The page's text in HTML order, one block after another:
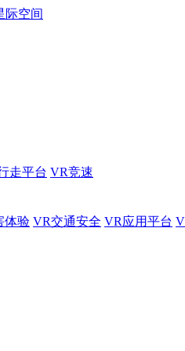
走平台 VR竞速
体验 VR交通安全 VR应用平台